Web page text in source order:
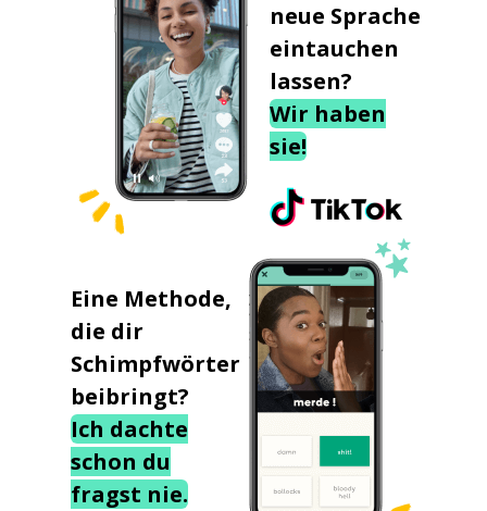
neue Sprache
eintauchen
lassen?
Wir haben
sie!
Eine Methode,
die dir
Schimpfwörter
beibringt?
Ich dachte
schon du
fragst nie.